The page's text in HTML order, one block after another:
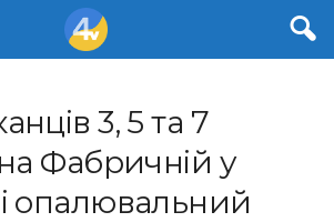
3, 5 та 7
Фабричній у
опалювальний